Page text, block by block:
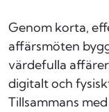
Genom korta,
affärsmöten
värdefulla
digitalt och
Tillsammans